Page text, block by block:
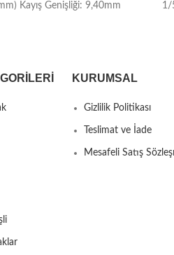
Kayış Genişliği: 9,40mm
1/
KURUMSAL
Gizlilik Politikası
Teslimat ve İade
Mesafeli Satış